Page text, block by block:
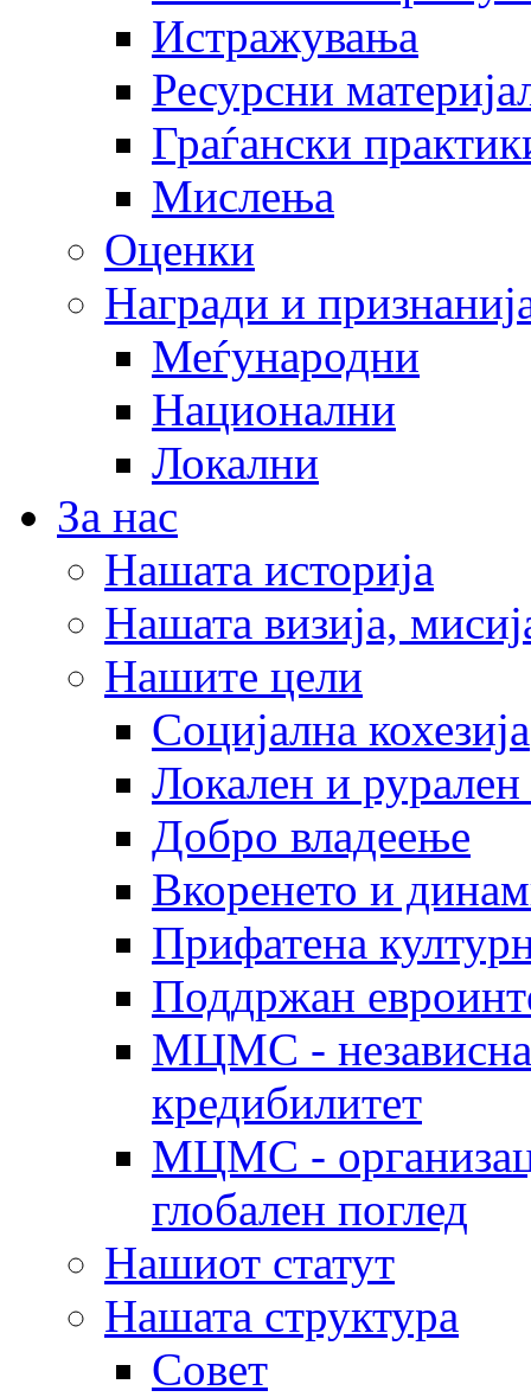
Истражувања
Ресурсни
Граѓански
Мислења
Оценки
Награди и
Меѓународни
Национални
Локални
За нас
Нашата историја
Нашата визија,
Нашите цели
Социјална кохезија
Локален и рурален
Добро владеење
Вкоренето и
Прифатена
Поддржан
МЦМС - независна
кредибилитет
МЦМС -
глобален поглед
Нашиот статут
Нашата структура
Совет